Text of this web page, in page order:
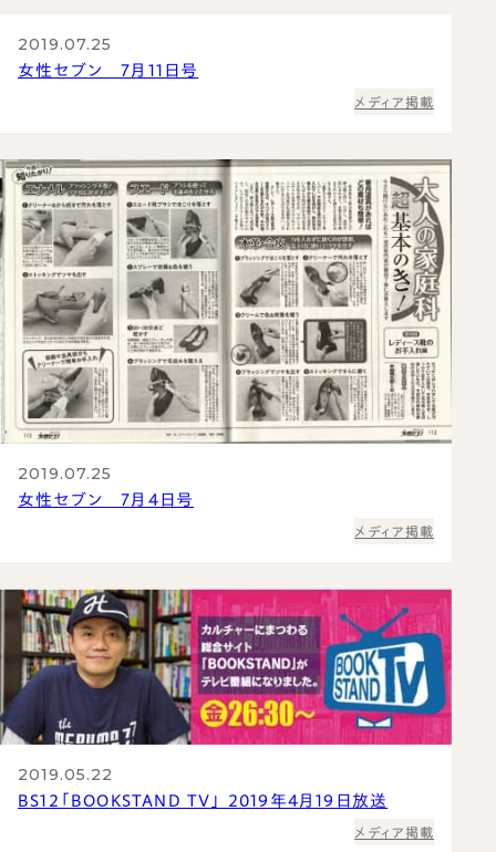
2019.07.25
女性セブン 7月11日号
メディア掲載
2019.07.25
女性セブン 7月4日号
メディア掲載
2019.05.22
BS12「BOOKSTAND TV」 2019年4月19日放送
メディア掲載